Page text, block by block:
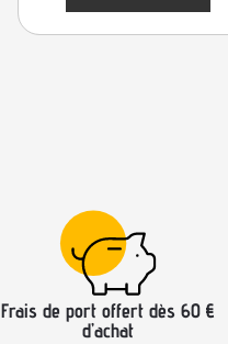
Frais de port offert dès 60 €
d’achat